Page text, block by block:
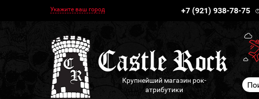
Укажите ваш город +7 (921) 938-78-75
Крупнейший магазин рок-
атрибутики